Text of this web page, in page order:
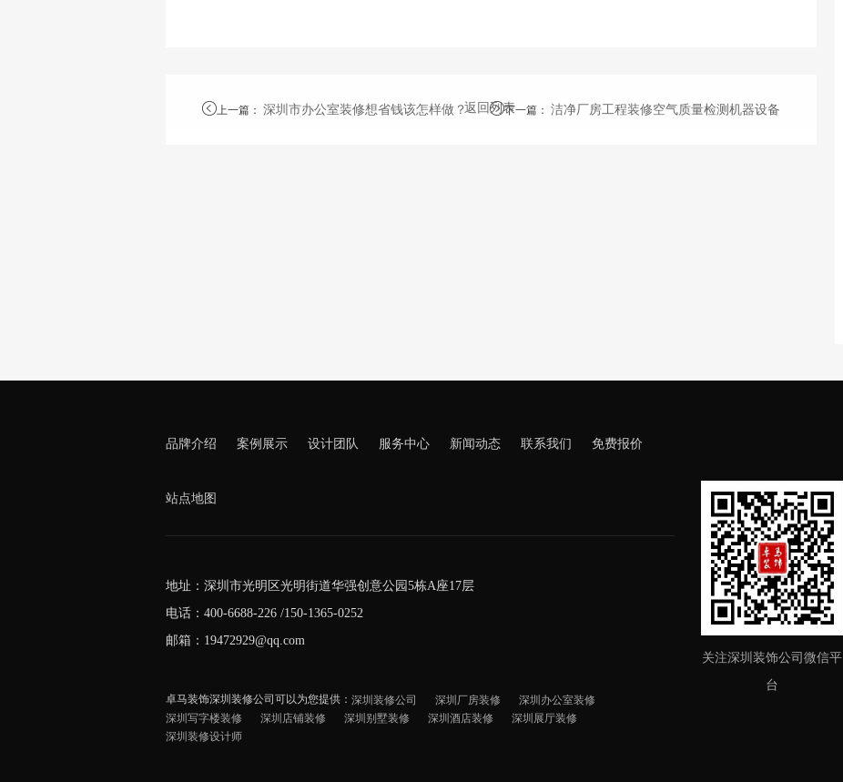
上一篇 ： 深圳市办公室装修想省钱该怎样做？ 下一篇 ：洁净厂房工程装修空气质量检测机器设备
返回列表
品牌介绍 案例展示 设计团队 服务中心 新闻动态 联系我们 免费报价
站点地图
地址：深圳市光明区光明街道华强创意公园5栋A座17层
电话：400-6688-226 /150-1365-0252
邮箱：19472929@qq.com
卓马装饰深圳装修公司可以为您提供： 深圳装修公司 深圳厂房装修
深圳办公室装修
深圳写字楼装修
深圳店铺装修 深圳别墅装修 深圳酒店装修
深圳展厅装修
深圳装修设计师
关注深圳装饰公司微信平
台